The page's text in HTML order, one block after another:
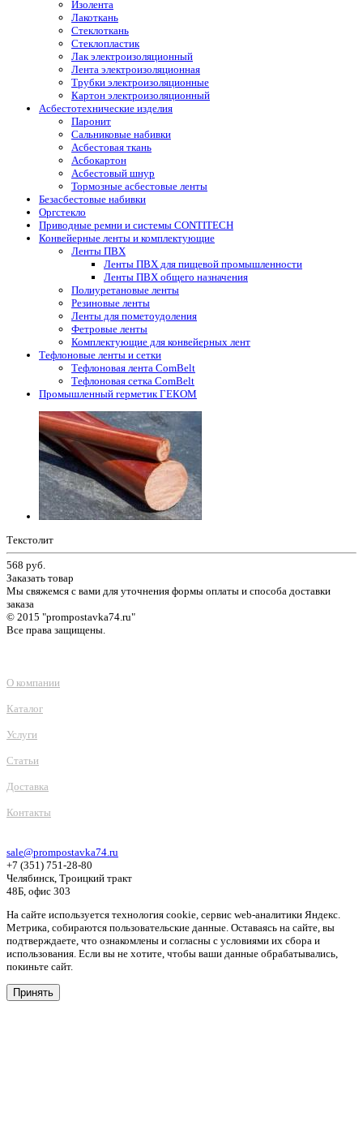
Изолента
Лакоткань
Стеклоткань
Стеклопластик
Лак электроизоляционный
Лента электроизоляционная
Трубки электроизоляционные
Картон электроизоляционный
Асбестотехнические изделия
Паронит
Сальниковые набивки
Асбестовая ткань
Асбокартон
Асбестовый шнур
Тормозные асбестовые ленты
Безасбестовые набивки
Оргстекло
Приводные ремни и системы CONTITECH
Конвейерные ленты и комплектующие
Ленты ПВХ
Ленты ПВХ для пищевой промышленности
Ленты ПВХ общего назначения
Полиуретановые ленты
Резиновые ленты
Ленты для пометоудоления
Фетровые ленты
Комплектующие для конвейерных лент
Тефлоновые ленты и сетки
Тефлоновая лента ComBelt
Тефлоновая сетка ComBelt
Промышленный герметик ГЕКОМ
Текстолит
568 руб.
Заказать товар
Мы свяжемся с вами для уточнения формы оплаты и способа доставки
заказа
© 2015 "prompostavka74.ru"
Все права защищены.
О компании
Каталог
Услуги
Статьи
Доставка
Контакты
sale@prompostavka74.ru
+7 (351) 751-28-80
Челябинск, Троицкий тракт
48Б, офис 303
На сайте используется технология cookie, сервис web-аналитики Яндекс.
Метрика, собираются пользовательские данные. Оставаясь на сайте, вы
подтверждаете, что ознакомлены и согласны с условиями их сбора и
использования. Если вы не хотите, чтобы ваши данные обрабатывались,
покиньте сайт.
Принять